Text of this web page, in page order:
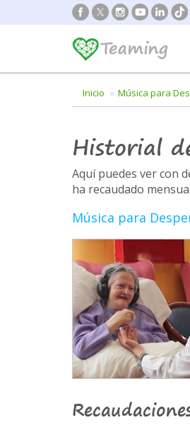
Inicio Música para
Historial
Aquí puedes ver con
ha recaudado
Música para